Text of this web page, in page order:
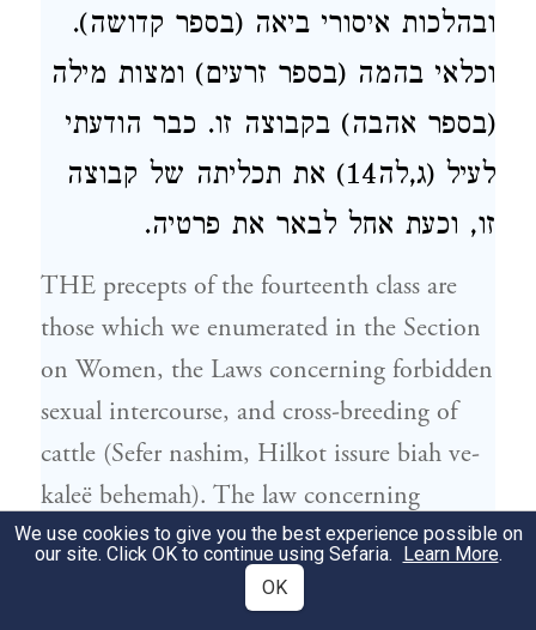
ובהלכות איסורי ביאה (בספר קדושה).
וכלאי בהמה (בספר זרעים) ומצות מילה
(בספר אהבה) בקבוצה זו. כבר הודעתי
לעיל (ג,לה14) את תכליתה של קבוצה
זו, וכעת אחל לבאר את פרטיה.
THE precepts of the fourteenth class are
those which we enumerated in the Section
on Women, the Laws concerning forbidden
sexual intercourse, and cross-breeding of
cattle (Sefer nashim, Hilkot issure biah ve-
kaleë behemah). The law concerning
circumcision belongs also to this class. The
general purpose of these precepts has
already been described by us. We will now
We use cookies to give you the best experience possible on
our site. Click OK to continue using Sefaria. Learn More.
OK